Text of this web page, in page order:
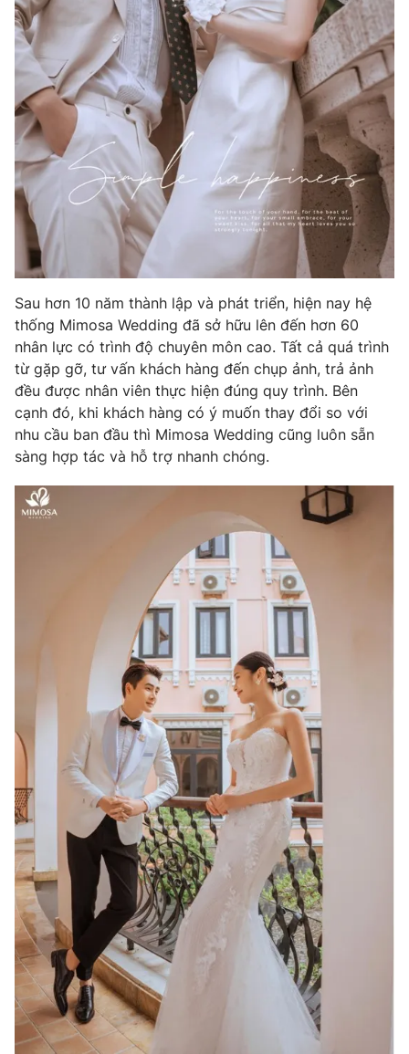
Sau hơn 10 năm thành lập và phát triển, hiện nay hệ
thống Mimosa Wedding đã sở hữu lên đến hơn 60
nhân lực có trình độ chuyên môn cao. Tất cả quá trình
từ gặp gỡ, tư vấn khách hàng đến chụp ảnh, trả ảnh
đều được nhân viên thực hiện đúng quy trình. Bên
cạnh đó, khi khách hàng có ý muốn thay đổi so với
nhu cầu ban đầu thì Mimosa Wedding cũng luôn sẵn
sàng hợp tác và hỗ trợ nhanh chóng.